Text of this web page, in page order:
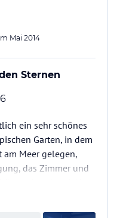
Lan nutzen....
Mai 2014
Sternen
ein sehr schönes
Garten, in dem
am Meer gelegen,
das Zimmer und
bei mir nicht auf.